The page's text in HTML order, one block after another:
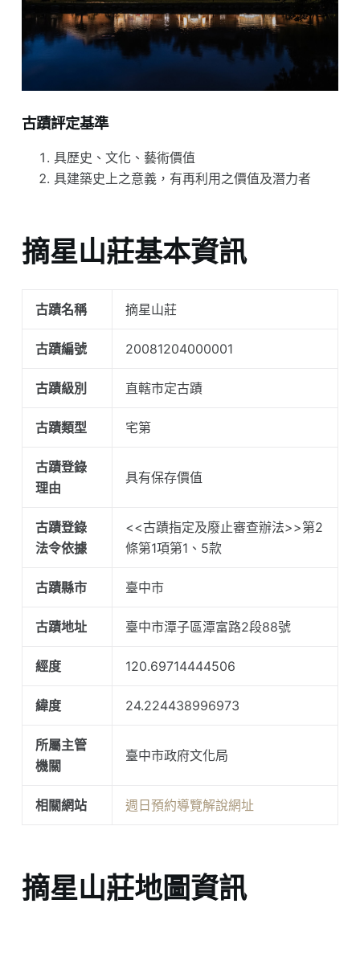
古蹟評定基準
具歷史、文化、藝術價值
具建築史上之意義，有再利用之價值及潛力者
摘星山莊基本資訊
古蹟名稱 摘星山莊
古蹟編號 20081204000001
古蹟級別 直轄市定古蹟
古蹟類型 宅第
古蹟登錄
理由
具有保存價值
古蹟登錄
法令依據
<<古蹟指定及廢止審查辦法>>第2
條第1項第1、5款
古蹟縣市 臺中市
古蹟地址 臺中市潭子區潭富路2段88號
經度 120.69714444506
緯度 24.224438996973
所屬主管
機關
臺中市政府文化局
相關網站 週日預約導覽解說網址
摘星山莊地圖資訊